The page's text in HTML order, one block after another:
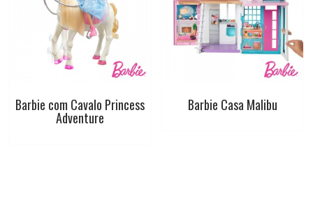
Barbie com Cavalo Princess
Adventure
Barbie Casa Malibu